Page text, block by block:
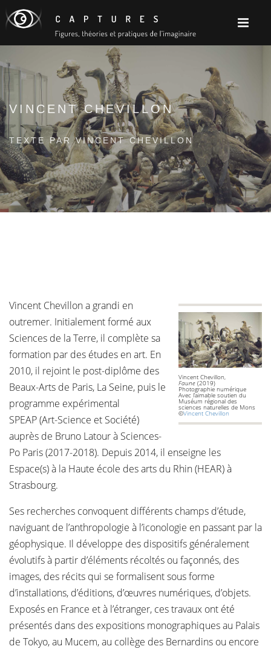
VINCENT CHEVILLON
TEXTE PAR VINCENT CHEVILLON
Vincent Chevillon,
Faune (2019)
Photographie numérique
Avec l’aimable soutien du
Muséum régional des
sciences naturelles de Mons
©Vincent Chevillon
Vincent Chevillon a grandi en
outremer. Initialement formé aux
Sciences de la Terre, il complète sa
formation par des études en art. En
2010, il rejoint le post-diplôme des
Beaux-Arts de Paris, La Seine, puis le
programme expérimental
SPEAP (Art-Science et Société)
auprès de Bruno Latour à Sciences-
Po Paris (2017-2018). Depuis 2014, il enseigne les
Espace(s) à la Haute école des arts du Rhin (HEAR) à
Strasbourg.
Ses recherches convoquent différents champs d’étude,
naviguant de l’anthropologie à l’iconologie en passant par la
géophysique. Il développe des dispositifs généralement
évolutifs à partir d’éléments récoltés ou façonnés, des
images, des récits qui se formalisent sous forme
d’installations, d’éditions, d’œuvres numériques, d’objets.
Exposés en France et à l’étranger, ces travaux ont été
présentés dans des expositions monographiques au Palais
de Tokyo, au Mucem, au collège des Bernardins ou encore